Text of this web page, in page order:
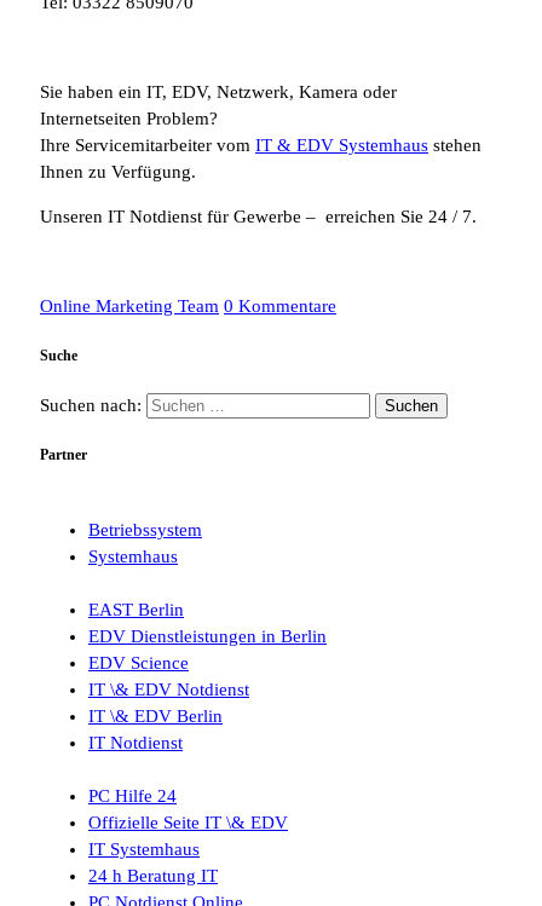
Sie haben ein IT, EDV, Netzwerk, Kamera oder
Internetseiten Problem?
Ihre Servicemitarbeiter vom IT & EDV Systemhaus stehen
Ihnen zu Verfügung.
Unseren IT Notdienst für Gewerbe – erreichen Sie 24 / 7.
Online Marketing Team 0 Kommentare
Suche
Suchen nach:
Partner
Betriebssystem
Systemhaus
EAST Berlin
EDV Dienstleistungen in Berlin
EDV Science
IT \& EDV Notdienst
IT \& EDV Berlin
IT Notdienst
PC Hilfe 24
Offizielle Seite IT \& EDV
IT Systemhaus
24 h Beratung IT